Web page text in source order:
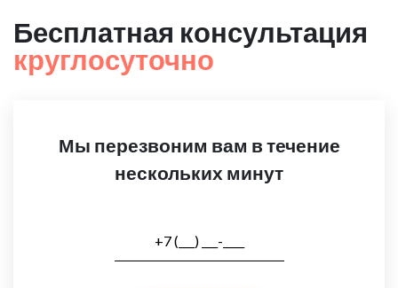
Бесплатная консультация
круглосуточно
Мы перезвоним вам в течение
нескольких минут